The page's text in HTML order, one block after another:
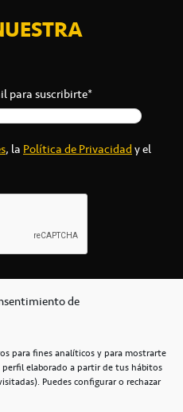
de
para fines analíticos y para mostrarte
elaborado a partir de tus hábitos
Puedes configurar o rechazar
para suscribirte*
, laPolítica de Privacidady el